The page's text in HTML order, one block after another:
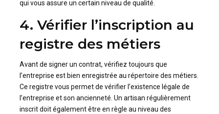
qui vous assure un certain niveau de qualité.
4. Vérifier l’inscription au
registre des métiers
Avant de signer un contrat, vérifiez toujours que
l’entreprise est bien enregistrée au répertoire des métiers.
Ce registre vous permet de vérifier l’existence légale de
l’entreprise et son ancienneté. Un artisan régulièrement
inscrit doit également être en règle au niveau des